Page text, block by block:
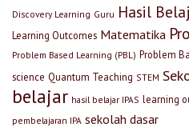
Discovery Learning Guru Hasil
Learning Outcomes Matematika
Problem Based Learning (PBL) Problem
science Quantum Teaching STEM
belajar hasil belajar IPAS learning
pembelajaran IPA sekolah dasar